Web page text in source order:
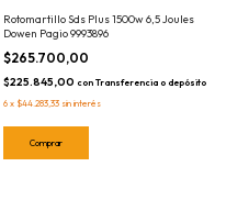
Rotomartillo Sds Plus 1500w 6,5 Joules
Dowen Pagio 9993896
$265.700,00
$225.845,00 con Transferencia o depósito
6 x $44.283,33 sin interés